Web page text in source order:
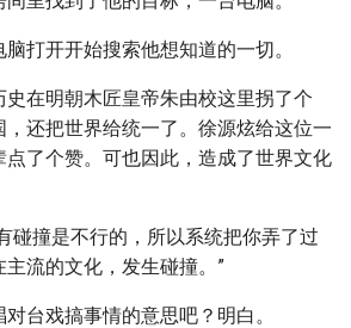
打开开始搜索他想知道的一切。
在明朝木匠皇帝朱由校这里拐了个
还把世界给统一了。徐源炫给这位一
了个赞。可也因此，造成了世界文化
碰撞是不行的，所以系统把你弄了过
流的文化，发生碰撞。”
台戏搞事情的意思吧？明白。